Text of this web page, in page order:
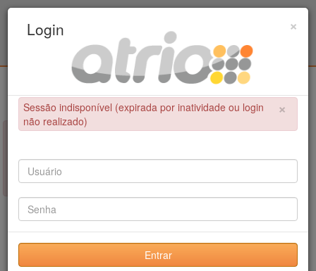
Educação Física / UPE - UFPB
×
NÃO FOI POSSÍVEL CONCLUIR A OPERAÇÃO
Sessão indisponível (expirada por inatividade ou login não
realizado)
×
Login
×
Sessão indisponível (expirada por inatividade ou login
não realizado)
Entrar